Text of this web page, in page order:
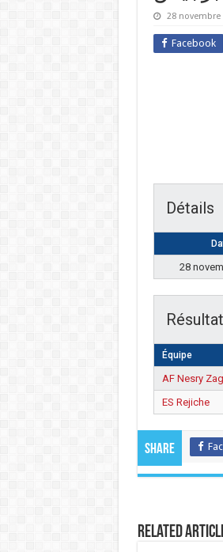
28 novembre
Facebook
Détails
28
Équipe
AF Nesry
ES Rejiche
Share
Related